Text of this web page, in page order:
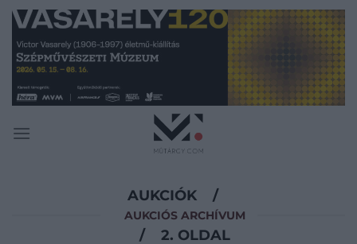
Skip
content
AUKCIÓK /
AUKCIÓS ARCHÍVUM
/ 2. OLDAL